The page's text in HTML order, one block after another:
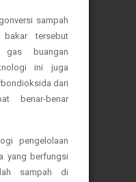
sampah
tersebut
gas buangan
ini juga
dari
benar-benar
pengelolaan
yang berfungsi
sampah di